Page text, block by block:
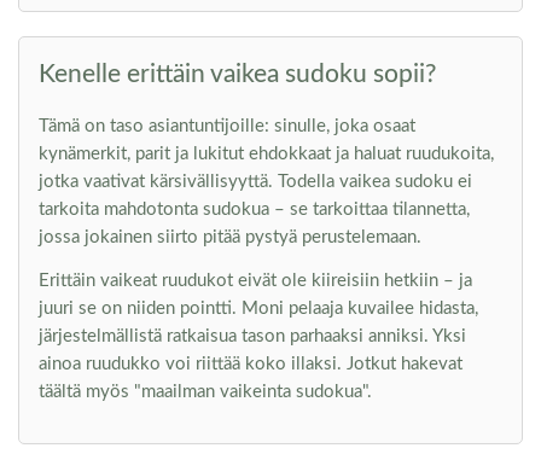
Kenelle erittäin vaikea sudoku sopii?
Tämä on taso asiantuntijoille: sinulle, joka osaat
kynämerkit, parit ja lukitut ehdokkaat ja haluat ruudukoita,
jotka vaativat kärsivällisyyttä. Todella vaikea sudoku ei
tarkoita mahdotonta sudokua – se tarkoittaa tilannetta,
jossa jokainen siirto pitää pystyä perustelemaan.
Erittäin vaikeat ruudukot eivät ole kiireisiin hetkiin – ja
juuri se on niiden pointti. Moni pelaaja kuvailee hidasta,
järjestelmällistä ratkaisua tason parhaaksi anniksi. Yksi
ainoa ruudukko voi riittää koko illaksi. Jotkut hakevat
täältä myös "maailman vaikeinta sudokua".